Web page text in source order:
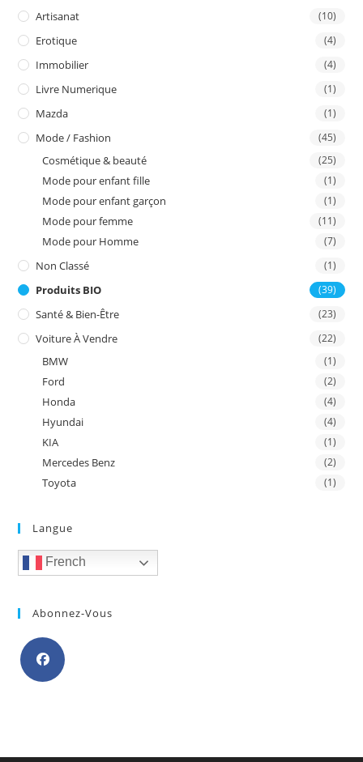
Artisanat (10)
Erotique (4)
Immobilier (4)
Livre Numerique (1)
Mazda (1)
Mode / Fashion (45)
Cosmétique & beauté (25)
Mode pour enfant fille (1)
Mode pour enfant garçon (1)
Mode pour femme (11)
Mode pour Homme (7)
Non Classé (1)
Produits BIO (39)
Santé & Bien-Être (23)
Voiture À Vendre (22)
BMW (1)
Ford (2)
Honda (4)
Hyundai (4)
KIA (1)
Mercedes Benz (2)
Toyota (1)
Langue
French
Abonnez-Vous